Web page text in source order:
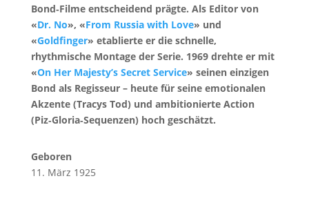
Bond‑Filme entscheidend prägte. Als Editor von
«Dr. No», «From Russia with Love» und
«Goldfinger» etablierte er die schnelle,
rhythmische Montage der Serie. 1969 drehte er mit
«On Her Majesty’s Secret Service» seinen einzigen
Bond als Regisseur – heute für seine emotionalen
Akzente (Tracys Tod) und ambitionierte Action
(Piz‑Gloria‑Sequenzen) hoch geschätzt.
Geboren
11. März 1925